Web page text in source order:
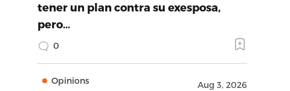
tener un plan contra su exesposa,
pero…
0
Opinions Aug 3, 2026